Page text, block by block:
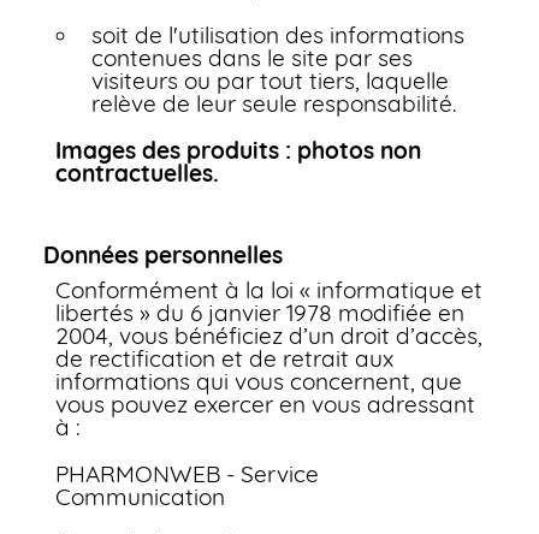
soit de l'utilisation des informations
contenues dans le site par ses
visiteurs ou par tout tiers, laquelle
relève de leur seule responsabilité.
Images des produits : photos non
contractuelles.
Données personnelles
Conformément à la loi « informatique et
libertés » du 6 janvier 1978 modifiée en
2004, vous bénéficiez d’un droit d’accès,
de rectification et de retrait aux
informations qui vous concernent, que
vous pouvez exercer en vous adressant
à :
PHARMONWEB - Service
Communication